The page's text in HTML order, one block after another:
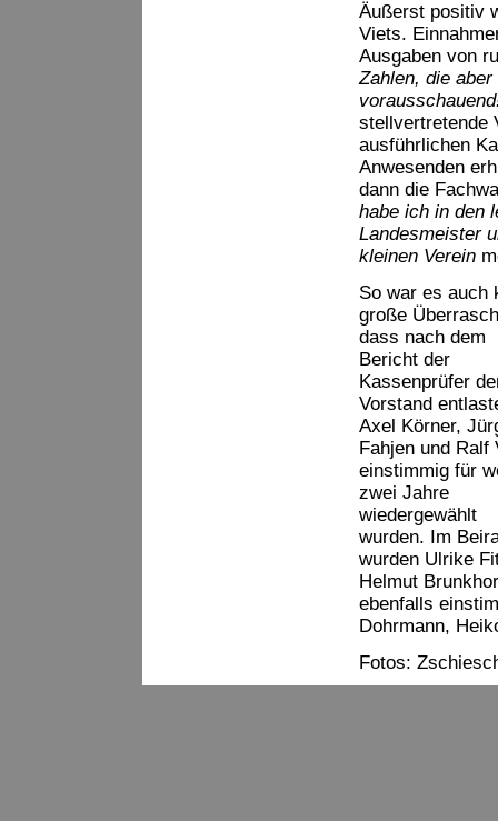
Äußerst positiv
Viets.
Ausgaben von
Zahlen, die
stellvertretende
ausführlichen
Anwesenden
dann die
habe ich in den
Landesmeister
kleinen Verein
So war es auch
große
dass nach dem
Bericht der
Kassenprüfer
Vorstand
Axel Körner,
Fahjen und Ralf
einstimmig für
zwei Jahre
wiedergewählt
wurden. Im
wurden Ulrike
Helmut
ebenfalls
Dohrmann,
Fotos: